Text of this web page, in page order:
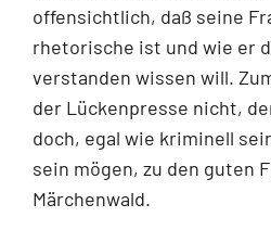
offensichtlich, daß seine
rhetorische ist und wie er
verstanden wissen will.
der Lückenpresse nicht,
doch, egal wie kriminell
sein mögen, zu den guten
Märchenwald.